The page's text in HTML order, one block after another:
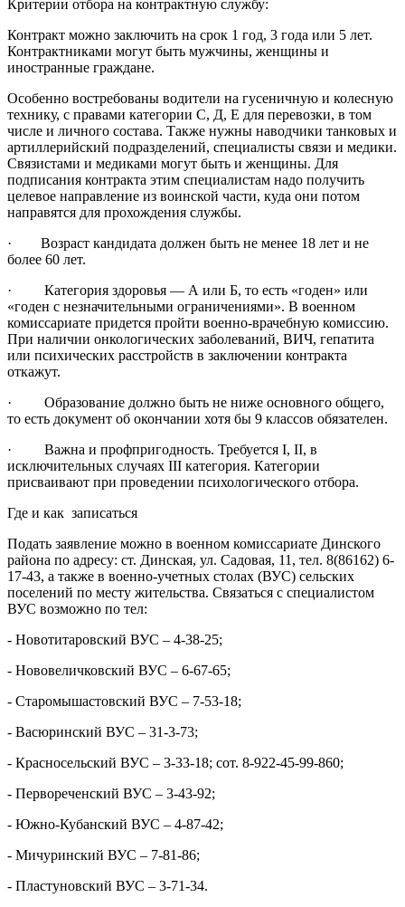
Критерии отбора на контрактную службу:
Контракт можно заключить на срок 1 год, 3 года или 5 лет.
Контрактниками могут быть мужчины, женщины и
иностранные граждане.
Особенно востребованы водители на гусеничную и колесную
технику, с правами категории С, Д, Е для перевозки, в том
числе и личного состава. Также нужны наводчики танковых и
артиллерийский подразделений, специалисты связи и медики.
Связистами и медиками могут быть и женщины. Для
подписания контракта этим специалистам надо получить
целевое направление из воинской части, куда они потом
направятся для прохождения службы.
· Возраст кандидата должен быть не менее 18 лет и не
более 60 лет.
· Категория здоровья — А или Б, то есть «годен» или
«годен с незначительными ограничениями». В военном
комиссариате придется пройти военно-врачебную комиссию.
При наличии онкологических заболеваний, ВИЧ, гепатита
или психических расстройств в заключении контракта
откажут.
· Образование должно быть не ниже основного общего,
то есть документ об окончании хотя бы 9 классов обязателен.
· Важна и профпригодность. Требуется I, II, в
исключительных случаях III категория. Категории
присваивают при проведении психологического отбора.
Где и как записаться
Подать заявление можно в военном комиссариате Динского
района по адресу: ст. Динская, ул. Садовая, 11, тел. 8(86162) 6-
17-43, а также в военно-учетных столах (ВУС) сельских
поселений по месту жительства. Связаться с специалистом
ВУС возможно по тел:
- Новотитаровский ВУС – 4-38-25;
- Нововеличковский ВУС – 6-67-65;
- Старомышастовский ВУС – 7-53-18;
- Васюринский ВУС – 31-3-73;
- Красносельский ВУС – 3-33-18; сот. 8-922-45-99-860;
- Первореченский ВУС – 3-43-92;
- Южно-Кубанский ВУС – 4-87-42;
- Мичуринский ВУС – 7-81-86;
- Пластуновский ВУС – 3-71-34.